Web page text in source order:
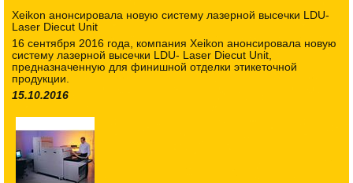
Xeikon анонсировала новую систему лазерной высечки LDU-
Laser Diecut Unit
16 сентября 2016 года, компания Xeikon анонсировала новую
систему лазерной высечки LDU- Laser Diecut Unit,
предназначенную для финишной отделки этикеточной
продукции.
15.10.2016